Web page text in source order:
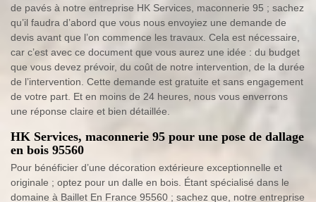
de pavés à notre entreprise HK Services, maconnerie 95 ; sachez
qu’il faudra d’abord que vous nous envoyiez une demande de
devis avant que l’on commence les travaux. Cela est nécessaire,
car c’est avec ce document que vous aurez une idée : du budget
que vous devez prévoir, du coût de notre intervention, de la durée
de l’intervention. Cette demande est gratuite et sans engagement
de votre part. Et en moins de 24 heures, nous vous enverrons
une réponse claire et bien détaillée.
HK Services, maconnerie 95 pour une pose de dallage
en bois 95560
Pour bénéficier d’une décoration extérieure exceptionnelle et
originale ; optez pour un dalle en bois. Étant spécialisé dans le
domaine à Baillet En France 95560 ; sachez que, notre entreprise